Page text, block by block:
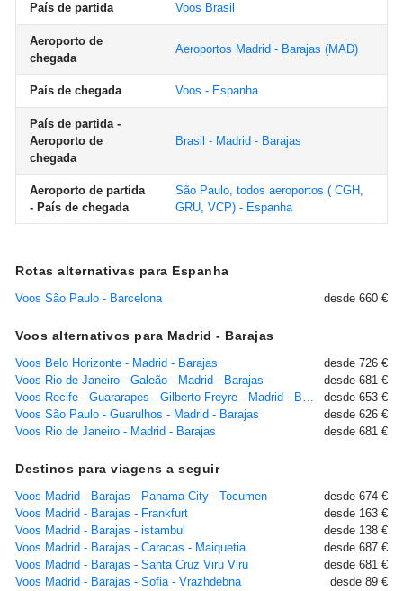
País de partida Voos Brasil
Aeroporto de
chegada
Aeroportos Madrid - Barajas (MAD)
País de chegada Voos - Espanha
País de partida -
Aeroporto de
chegada
Brasil - Madrid - Barajas
Aeroporto de partida
- País de chegada
São Paulo, todos aeroportos ( CGH,
GRU, VCP) - Espanha
Rotas alternativas para Espanha
Voos São Paulo - Barcelona desde 660 €
Voos alternativos para Madrid - Barajas
Voos Belo Horizonte - Madrid - Barajas
desde 726 €
Voos Rio de Janeiro - Galeão - Madrid - Barajas
desde 681 €
Voos Recife - Guararapes - Gilberto Freyre - Madrid - Barajas
desde 653 €
Voos São Paulo - Guarulhos - Madrid - Barajas
desde 626 €
Voos Rio de Janeiro - Madrid - Barajas
desde 681 €
Destinos para viagens a seguir
Voos Madrid - Barajas - Panama City - Tocumen
desde 674 €
Voos Madrid - Barajas - Frankfurt
desde 163 €
Voos Madrid - Barajas - istambul
desde 138 €
Voos Madrid - Barajas - Caracas - Maiquetia
desde 687 €
Voos Madrid - Barajas - Santa Cruz Viru Viru
desde 681 €
Voos Madrid - Barajas - Sofia - Vrazhdebna
desde 89 €